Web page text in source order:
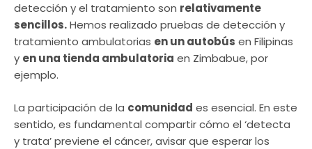
detección y el tratamiento son relativamente
sencillos.Hemos realizado pruebas de detección y
tratamiento ambulatorias en un autobús en Filipinas
y en una tienda ambulatoria en Zimbabue, por
ejemplo.
La participación de la comunidad es esencial. En este
sentido, es fundamental compartir cómo el ‘detecta
y trata’ previene el cáncer, avisar que esperar los